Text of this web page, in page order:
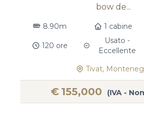
bow de...
8.90m 1 cabine
120 ore
Usato -
Eccellente
Tivat,
€ 155,000 (IVA -